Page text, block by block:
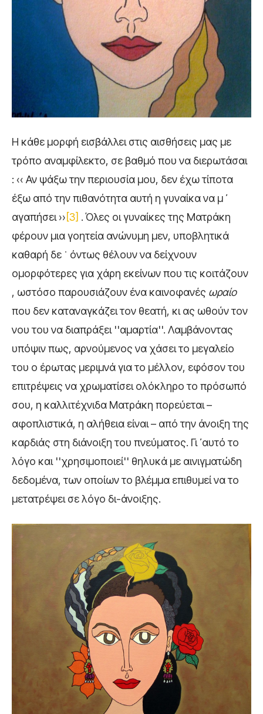
Η κάθε μορφή εισβάλλει στις αισθήσεις μας με
τρόπο αναμφίλεκτο, σε βαθμό που να διερωτάσαι
: ‹‹ Αν ψάξω την περιουσία μου, δεν έχω τίποτα
έξω από την πιθανότητα αυτή η γυναίκα να μ ᾿
αγαπήσει ››[3] . Όλες οι γυναίκες της Ματράκη
φέρουν μια γοητεία ανώνυμη μεν, υποβλητικά
καθαρή δε ˙ όντως θέλουν να δείχνουν
ομορφότερες για χάρη εκείνων που τις κοιτάζουν
, ωστόσο παρουσιάζουν ένα καινοφανές ωραίο
που δεν καταναγκάζει τον θεατή, κι ας ωθούν τον
νου του να διαπράξει ''αμαρτία''. Λαμβάνοντας
υπόψιν πως, αρνούμενος να χάσει το μεγαλείο
του ο έρωτας μεριμνά για το μέλλον, εφόσον του
επιτρέψεις να χρωματίσει ολόκληρο το πρόσωπό
σου, η καλλιτέχνιδα Ματράκη πορεύεται –
αφοπλιστικά, η αλήθεια είναι – από την άνοιξη της
καρδιάς στη διάνοιξη του πνεύματος. Γι ᾿ αυτό το
λόγο και ''χρησιμοποιεί'' θηλυκά με αινιγματώδη
δεδομένα, των οποίων το βλέμμα επιθυμεί να το
μετατρέψει σε λόγο δι-άνοιξης.